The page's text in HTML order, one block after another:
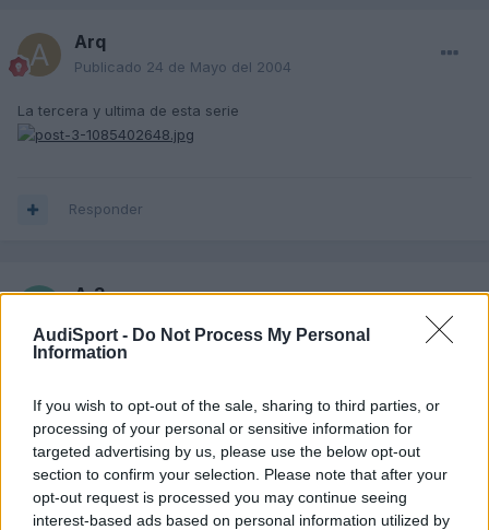
AudiSport - Do Not Process My Personal
Information
If you wish to opt-out of the sale, sharing to third parties, or
processing of your personal or sensitive information for
targeted advertising by us, please use the below opt-out
section to confirm your selection. Please note that after your
opt-out request is processed you may continue seeing
interest-based ads based on personal information utilized by
Arq
Publicado 24 de Mayo del 2004
La tercera y ultima de esta serie
Responder
A-3
Bonito coche, me gusta mucho ese color.
Responder
fugui